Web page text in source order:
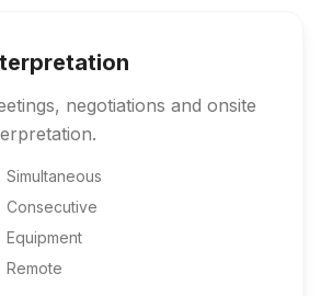
negotiations and onsite
Simultaneous
Consecutive
Equipment
Remote